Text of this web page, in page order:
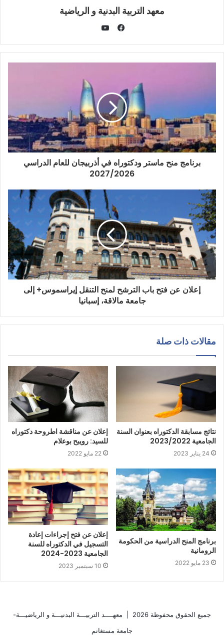
معهد التربية البدنية و الرياضية
برنامج منح ماستر ودكتوراه في أذربيجان للعام الدراسي
2027/2026
إعلان عن فتح باب الترشح لمنح التنقل إيراسموس+ إلى
جامعة مالاقة، إسبانيا
مقالات ذات صلة
نتائج مسابقة الدكتوراه بعنوان السنة
الجامعية 2023/2022
24 يناير 2023
إعلان عن مناقشة اطروحة دكتوراه
للسيد: رويبح بوعلام
22 مايو 2022
برنامج المنح الدراسية من الحكومة
الرومانية
23 مايو 2022
إعلان عن فتح إجراءات إعادة
التسجيل في الدكتوراه للسنة
الجامعية 2023-2024
10 سبتمبر 2023
جميع الحقوق محفوظة 2026 |
معهــــد التربيـــة البدنيـــة و الرياضيـــة-
جامعة مستغانم